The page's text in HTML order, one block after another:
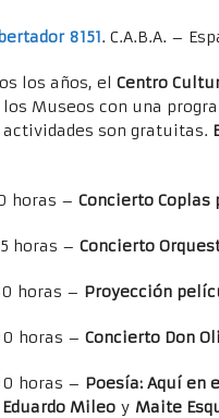
8151. C.A.B.A. –
los años, el Centro
los Museos con una
actividades son gratuitas.
horas – Concierto
horas – Concierto
horas – Proyección
horas – Concierto Don
horas – Poesía: Aquí en
Eduardo Mileo y Maite